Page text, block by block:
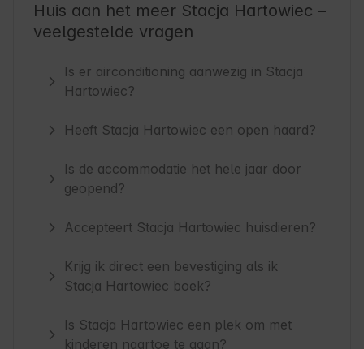
Huis aan het meer Stacja Hartowiec –
veelgestelde vragen
Is er airconditioning aanwezig in Stacja
Hartowiec?
Heeft Stacja Hartowiec een open haard?
Is de accommodatie het hele jaar door
geopend?
Accepteert Stacja Hartowiec huisdieren?
Krijg ik direct een bevestiging als ik
Stacja Hartowiec boek?
Is Stacja Hartowiec een plek om met
kinderen naartoe te gaan?